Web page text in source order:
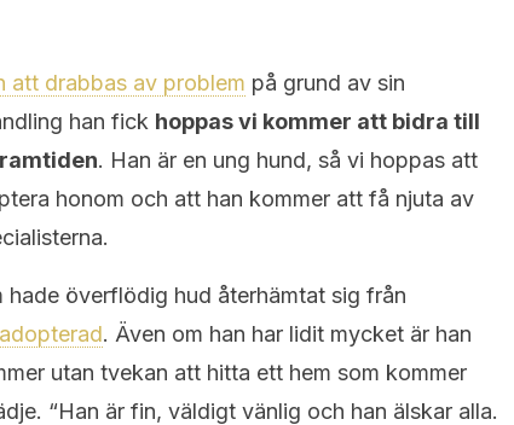
att drabbas av problem på grund av sin
han fick hoppas vi kommer att bidra till
. Han är en ung hund, så vi hoppas att
honom och att han kommer att få njuta av
hade överflödig hud återhämtat sig från
. Även om han har lidit mycket är han
utan tvekan att hitta ett hem som kommer
“Han är fin, väldigt vänlig och han älskar alla.